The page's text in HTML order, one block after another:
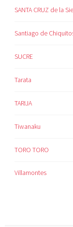
SANTA CRUZ de la
Santiago de
SUCRE
Tarata
TARIJA
Tiwanaku
TORO TORO
Villamontes